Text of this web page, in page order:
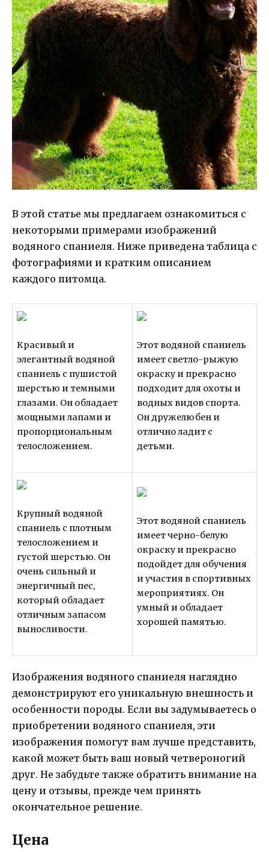
В этой статье мы предлагаем ознакомиться с
некоторыми примерами изображений
водяного спаниеля. Ниже приведена таблица с
фотографиями и кратким описанием
каждого питомца.
Красивый и
элегантный водяной
спаниель с пушистой
шерстью и темными
глазами. Он обладает
мощными лапами и
пропорциональным
телосложением.
Этот водяной спаниель
имеет светло-рыжую
окраску и прекрасно
подходит для охоты и
водных видов спорта.
Он дружелюбен и
отлично ладит с
детьми.
Крупный водяной
спаниель с плотным
телосложением и
густой шерстью. Он
очень сильный и
энергичный пес,
который обладает
отличным запасом
выносливости.
Этот водяной спаниель
имеет черно-белую
окраску и прекрасно
подойдет для обучения
и участия в спортивных
мероприятиях. Он
умный и обладает
хорошей памятью.
Изображения водяного спаниеля наглядно
демонстрируют его уникальную внешность и
особенности породы. Если вы задумываетесь о
приобретении водяного спаниеля, эти
изображения помогут вам лучше представить,
какой может быть ваш новый четвероногий
друг. Не забудьте также обратить внимание на
цену и отзывы, прежде чем принять
окончательное решение.
Цена